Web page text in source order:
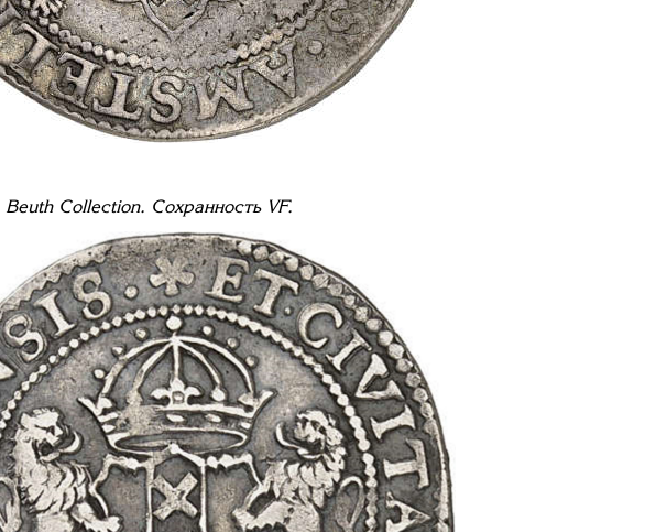
Beuth Collection. Сохранность VF.